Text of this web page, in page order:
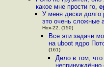
какое мне прости го,
У меня диски долго
это очень сложные
Ноя-22, (150)
Все эти задачи
на uboot ядро
(161)
Дело в том, что
непринуждённо